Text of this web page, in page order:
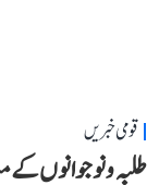
قومی خبریں
طلبہ و نوجوانوں